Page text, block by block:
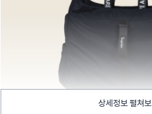
상세정보 펼쳐